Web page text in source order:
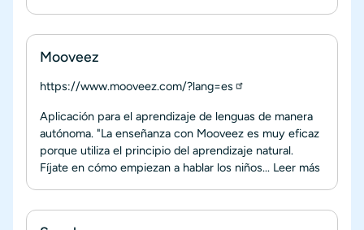
Mooveez
https://www.mooveez.com/?lang=es
Aplicación para el aprendizaje de lenguas de manera
autónoma. "La enseñanza con Mooveez es muy eficaz
porque utiliza el principio del aprendizaje natural.
Fíjate en cómo empiezan a hablar los niños... Leer más